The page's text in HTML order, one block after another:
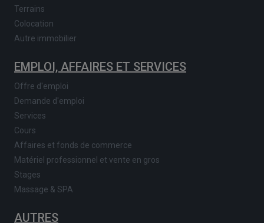
Terrains
Colocation
Autre immobilier
EMPLOI, AFFAIRES ET SERVICES
Offre d'emploi
Demande d'emploi
Services
Cours
Affaires et fonds de commerce
Matériel professionnel et vente en gros
Stages
Massage & SPA
AUTRES